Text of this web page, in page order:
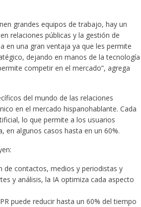
grandes equipos de trabajo, hay un
relaciones públicas y la gestión de
en una gran ventaja ya que les permite
dejando en manos de la tecnología
competir en el mercado”, agrega
del mundo de las relaciones
en el mercado hispanohablante. Cada
lo que permite a los usuarios
algunos casos hasta en un 60%.
de contactos, medios y periodistas y
y análisis, la IA optimiza cada aspecto
puede reducir hasta un 60% del tiempo